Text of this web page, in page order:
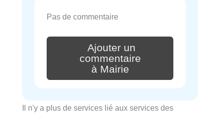
Pas de commentaire
Ajouter un
commentaire
à Mairie
Il n'y a plus de services lié aux services des